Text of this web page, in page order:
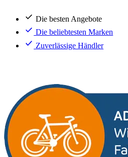
Die besten Angebote
Die beliebtesten Marken
Zuverlässige Händler